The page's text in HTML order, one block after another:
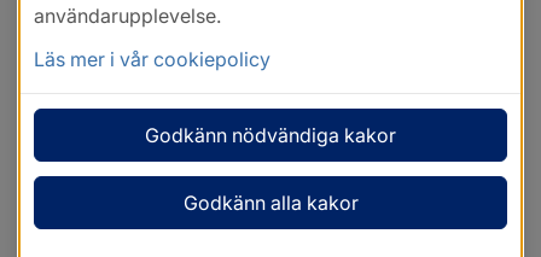
användarupplevelse.
Läs mer i vår cookiepolicy
Godkänn nödvändiga kakor
Godkänn alla kakor